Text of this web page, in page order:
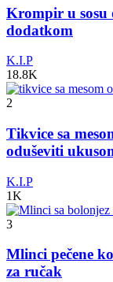
Krompir u sosu
dodatkom
K.I.P
18.8K
2
Tikvice sa
oduševiti
K.I.P
1K
3
Mlinci pečene
za ručak